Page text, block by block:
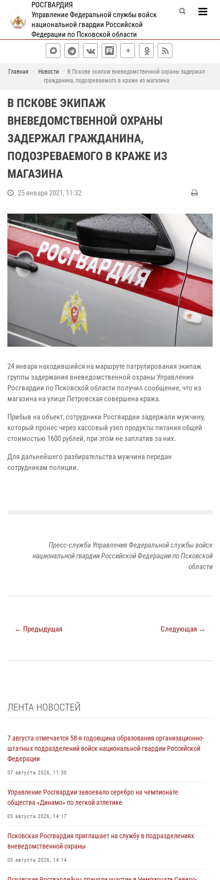
РОСГВАРДИЯ
Управление Федеральной службы войск
национальной гвардии Российской
Федерации по Псковской области
Главная Новости
В Пскове экипаж вневедомственной охраны задержал
гражданина, подозреваемого в краже из магазина
В ПСКОВЕ ЭКИПАЖ
ВНЕВЕДОМСТВЕННОЙ ОХРАНЫ
ЗАДЕРЖАЛ ГРАЖДАНИНА,
ПОДОЗРЕВАЕМОГО В КРАЖЕ ИЗ
МАГАЗИНА
25 января 2021, 11:32
24 января находившийся на маршруте патрулирования экипаж
группы задержания вневедомственной охраны Управления
Росгвардии по Псковской области получил сообщение, что из
магазина на улице Петровская совершена кража.
Прибыв на объект, сотрудники Росгвардии задержали мужчину,
который пронес через кассовый узел продукты питания общей
стоимостью 1600 рублей, при этом не заплатив за них.
Для дальнейшего разбирательства мужчина передан
сотрудникам полиции.
Пресс-служба Управления Федеральной службы войск
национальной гвардии Российской Федерации по Псковской
области
← Предыдущая Следующая →
ЛЕНТА НОВОСТЕЙ
7 августа отмечается 58-я годовщина образования организационно-
штатных подразделений войск национальной гвардии Российской
Федерации
07 августа 2026, 11:30
Управление Росгвардии завоевало серебро на чемпионате
общества «Динамо» по легкой атлетике
05 августа 2026, 14:17
Псковская Росгвардия приглашает на службу в подразделениях
вневедомственной охраны
05 августа 2026, 14:14